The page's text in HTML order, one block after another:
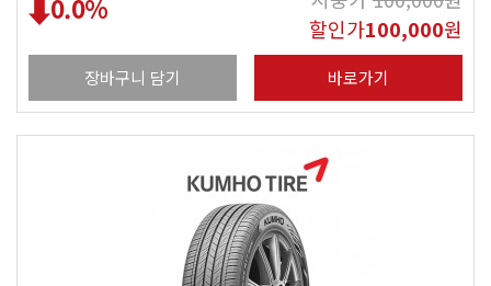
0.0%
할인가100,000원
장바구니 담기 바로가기